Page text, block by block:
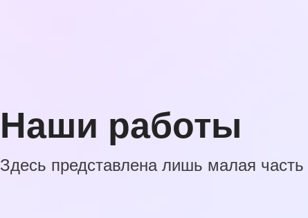
Наши работы
Здесь представлена лишь малая